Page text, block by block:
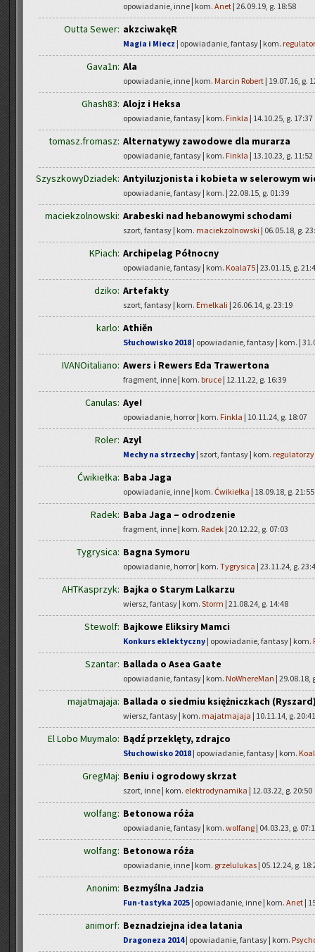
opowiadanie, inne | kom. Anet | 26.09.19, g. 18:58
Outta Sewer: akzciwakęR
Magia i Miecz | opowiadanie, fantasy | kom.
Gava1n: Ala
opowiadanie, inne | kom. Marcin Robert | 19.07.16, g.
Ghash83: Alojz i Heksa
opowiadanie, fantasy | kom. Finkla | 14.10.25, g. 17:37
tomasz.fromasz: Alternatywy zawodowe dla murarza
opowiadanie, fantasy | kom. Finkla | 13.10.23, g. 11:52
SzyszkowyDziadek: Antyiluzjonista i kobieta w selerowym
opowiadanie, fantasy | kom. | 22.08.15, g. 01:39
maciekzolnowski: Arabeski nad hebanowymi schodami
szort, fantasy | kom. maciekzolnowski | 06.05.18, g.
KPiach: Archipelag Północny
opowiadanie, fantasy | kom. Koala75 | 23.01.15, g.
dziko: Artefakty
szort, fantasy | kom. Emelkali | 26.06.14, g. 23:19
karlo: Athiĕn
Słuchowisko 2018 | opowiadanie, fantasy | kom. |
IVANOitaliano: Awers i Rewers Eda Trawertona
fragment, inne | kom. bruce | 12.11.22, g. 16:39
Canulas: Aye!
opowiadanie, horror | kom. Finkla | 10.11.24, g. 18:07
Roler: Azyl
Mechy na strzechy | szort, fantasy | kom. regulatorzy
Ćwikiełka: Baba Jaga
opowiadanie, inne | kom. Ćwikiełka | 18.09.18, g. 21:55
Radek: Baba Jaga – odrodzenie
fragment, inne | kom. Radek | 20.12.22, g. 07:03
Tygrysica: Bagna Symoru
opowiadanie, horror | kom. Tygrysica | 23.11.24, g.
AHTKasprzyk: Bajka o Starym Lalkarzu
wiersz, fantasy | kom. Storm | 21.08.24, g. 14:48
Stewolf: Bajkowe Eliksiry Mamci
Konkurs eklektyczny | opowiadanie, fantasy | kom.
Szantar: Ballada o Asea Gaate
opowiadanie, fantasy | kom. NoWhereMan | 29.08.18,
majatmajaja: Ballada o siedmiu księżniczkach
wiersz, fantasy | kom. majatmajaja | 10.11.14, g. 20:41
El Lobo Muymalo: Bądź przeklęty, zdrajco
Słuchowisko 2018 | opowiadanie, fantasy | kom.
GregMaj: Beniu i ogrodowy skrzat
szort, inne | kom. elektrodynamika | 12.03.22, g. 20:50
wolfang: Betonowa róża
opowiadanie, fantasy | kom. wolfang | 04.03.23, g.
wolfang: Betonowa róża
opowiadanie, inne | kom. grzelulukas | 05.12.24, g.
Anonim: Bezmyślna Jadzia
Fun-tastyka 2025 | opowiadanie, inne | kom. Anet |
animorf: Beznadziejna idea latania
Dragoneza 2014| opowiadanie, fantasy | kom.